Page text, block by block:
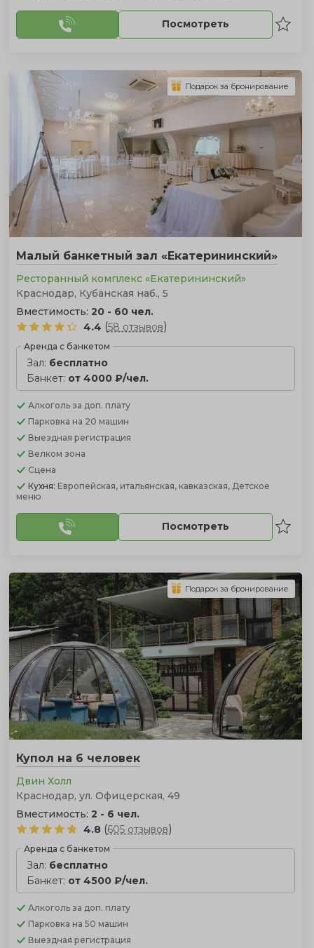
Посмотреть
Малый банкетный зал «Екатерининский»
Ресторанный комплекс «Екатерининский»
Краснодар, Кубанская наб., 5
Вместимость: 20 - 60 чел.
4.4 (58 отзывов)
Аренда с банкетом
Зал: бесплатно
Банкет: от 4000 ₽/чел.
Алкоголь за доп. плату
Парковка на 20 машин
Выездная регистрация
Велком зона
Сцена
Кухня: Европейская, итальянская, кавказская, Детское
меню
Посмотреть
Подарок за бронирование
Купол на 6 человек
Двин Холл
Краснодар, ул. Офицерская, 49
Вместимость: 2 - 6 чел.
4.8 (605 отзывов)
Аренда с банкетом
Зал: бесплатно
Банкет: от 4500 ₽/чел.
Алкоголь за доп. плату
Парковка на 50 машин
Выездная регистрация
Подарок за бронирование